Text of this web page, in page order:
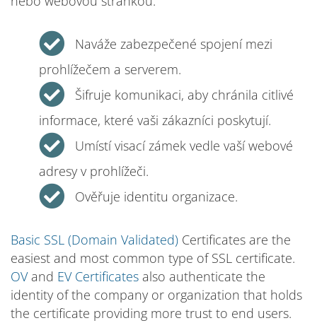
Naváže zabezpečené spojení mezi
prohlížečem a serverem.
Šifruje komunikaci, aby chránila citlivé
informace, které vaši zákazníci poskytují.
Umístí visací zámek vedle vaší webové
adresy v prohlížeči.
Ověřuje identitu organizace.
Basic SSL (Domain Validated) Certificates are the
easiest and most common type of SSL certificate.
OVand EV Certificates also authenticate the
identity of the company or organization that holds
the certificate providing more trust to end users.